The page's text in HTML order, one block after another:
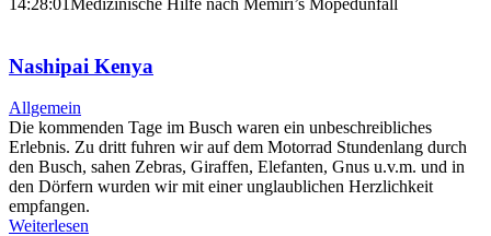
14:28:01Medizinische Hilfe nach Memiri’s Mopedunfall
Nashipai Kenya
Allgemein
Die kommenden Tage im Busch waren ein unbeschreibliches
Erlebnis. Zu dritt fuhren wir auf dem Motorrad Stundenlang durch
den Busch, sahen Zebras, Giraffen, Elefanten, Gnus u.v.m. und in
den Dörfern wurden wir mit einer unglaublichen Herzlichkeit
empfangen.
Weiterlesen